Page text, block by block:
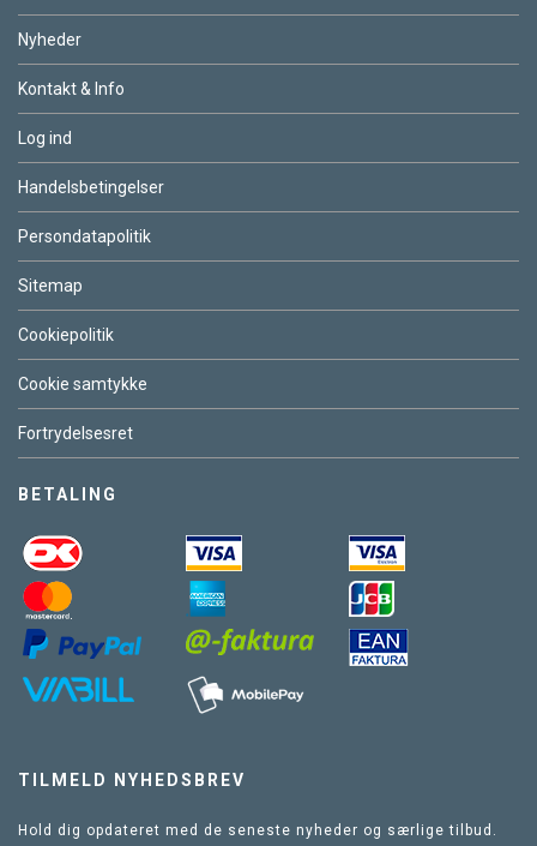
Nyheder
Kontakt & Info
Log ind
Handelsbetingelser
Persondatapolitik
Sitemap
Cookiepolitik
Cookie samtykke
Fortrydelsesret
BETALING
TILMELD NYHEDSBREV
Hold dig opdateret med de seneste nyheder og særlige tilbud.